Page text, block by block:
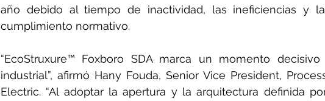
año debido al tiempo de inactividad, las ineficiencias y
cumplimiento normativo.
“EcoStruxure™ Foxboro SDA marca un momento
industrial”, afirmó Hany Fouda, Senior Vice President,
Electric. “Al adoptar la apertura y la arquitectura definida